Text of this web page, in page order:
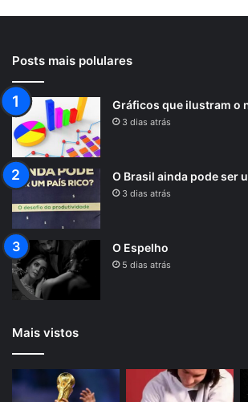
Posts mais polulares
Gráficos que ilustram o
3 dias atrás
O Brasil ainda pode ser
3 dias atrás
O Espelho
5 dias atrás
Mais vistos